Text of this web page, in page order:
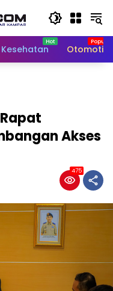
Kesehatan Otomotif
Akses
475